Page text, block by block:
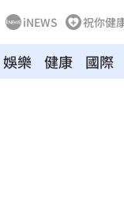
iNEWS 祝你健
娛樂 健康 國際